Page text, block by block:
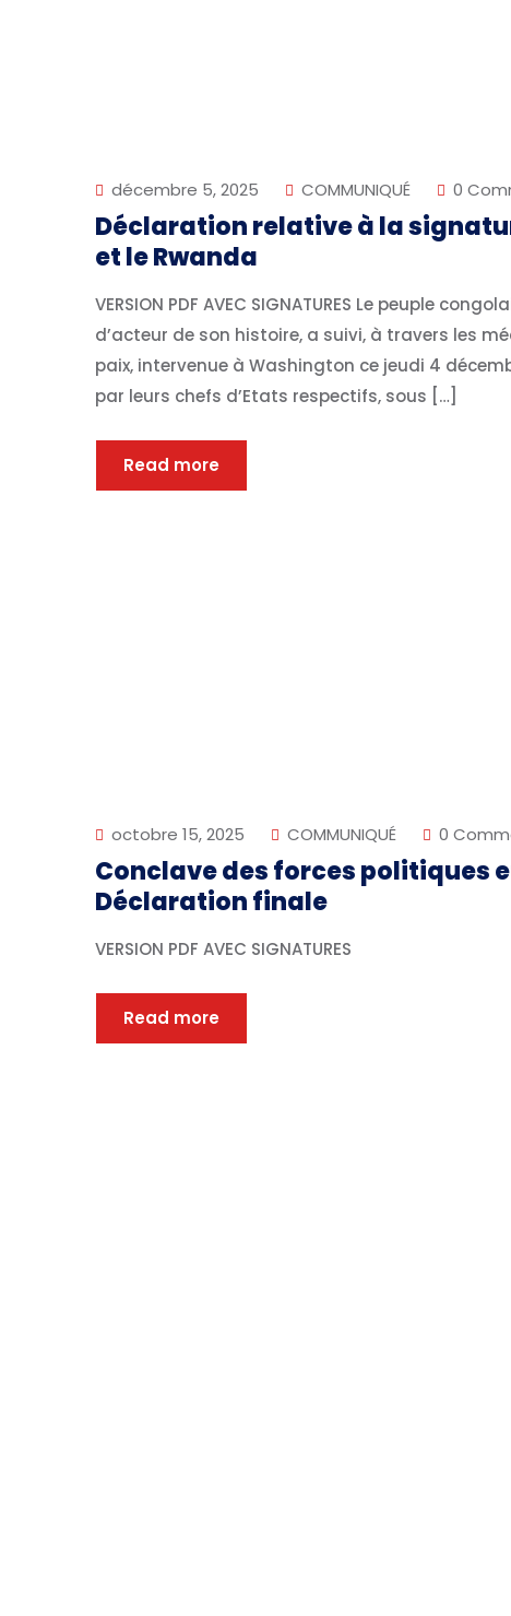
décembre 5, 2025 COMMUNIQUÉ 0
Déclaration relative à la
et le Rwanda
VERSION PDF AVEC SIGNATURES Le peuple
d’acteur de son histoire, a suivi, à travers les
paix, intervenue à Washington ce jeudi 4
par leurs chefs d’Etats respectifs, sous […]
Read more
octobre 15, 2025 COMMUNIQUÉ 0
Conclave des forces politiques
Déclaration finale
VERSION PDF AVEC SIGNATURES
Read more